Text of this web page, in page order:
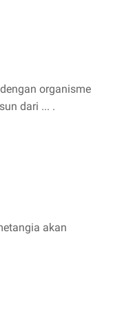
organisme
dari ... .
akan